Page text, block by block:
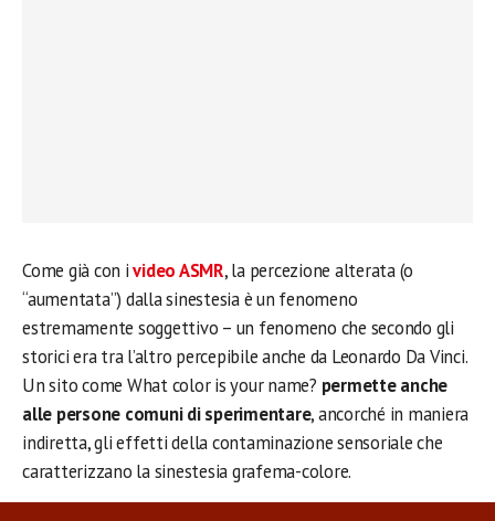
Come già con ivideo ASMR, la percezione alterata (o
“aumentata”) dalla sinestesia è un fenomeno
estremamente soggettivo – un fenomeno che secondo gli
storici era tra l’altro percepibile anche da Leonardo Da Vinci.
Un sito come What color is your name? permette anche
alle persone comuni di sperimentare, ancorché in maniera
indiretta, gli effetti della contaminazione sensoriale che
caratterizzano la sinestesia grafema-colore.